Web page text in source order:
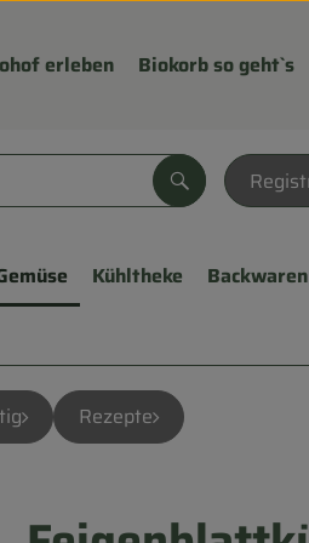
erleben Biokorb so geht`s
Suchen
Kühltheke Backwaren
Rezepte
Produkt zu Favouriten hinzufügen